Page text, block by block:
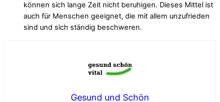
können sich lange Zeit nicht beruhigen. Dieses Mittel ist
auch für Menschen geeignet, die mit allem unzufrieden
sind und sich ständig beschweren.
Gesund und Schön